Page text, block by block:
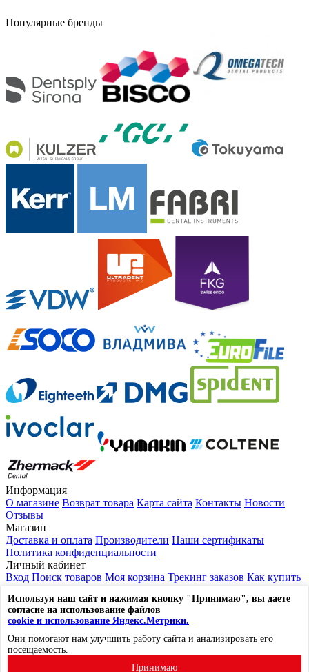
Популярные бренды
Информация
О магазине Возврат товара Карта сайта Контакты Новости
Отзывы
Магазин
Доставка и оплата Производители Наши сертификаты
Политика конфиденциальности
Личный кабинет
Вход Поиск товаров Моя корзина Трекинг заказов Как купить
Выйти из системы
Контакты
117105, г. Москва, ул. Нагорный проезд, д.7, стр. 1
☎8 (800) 600-53-96
✉mail@lavka-dantista.ru
Лавка Дантиста © 2014-2026. Все права защищены.
Используя наш сайт и нажимая кнопку "Принимаю", вы даете
согласие на использование файлов
cookie и использование Яндекс.Метрики.
Они помогают нам улучшить работу сайта и анализировать его
посещаемость.
Принимаю